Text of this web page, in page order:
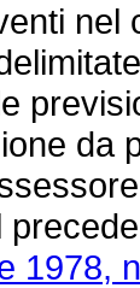
nel
da
1978,